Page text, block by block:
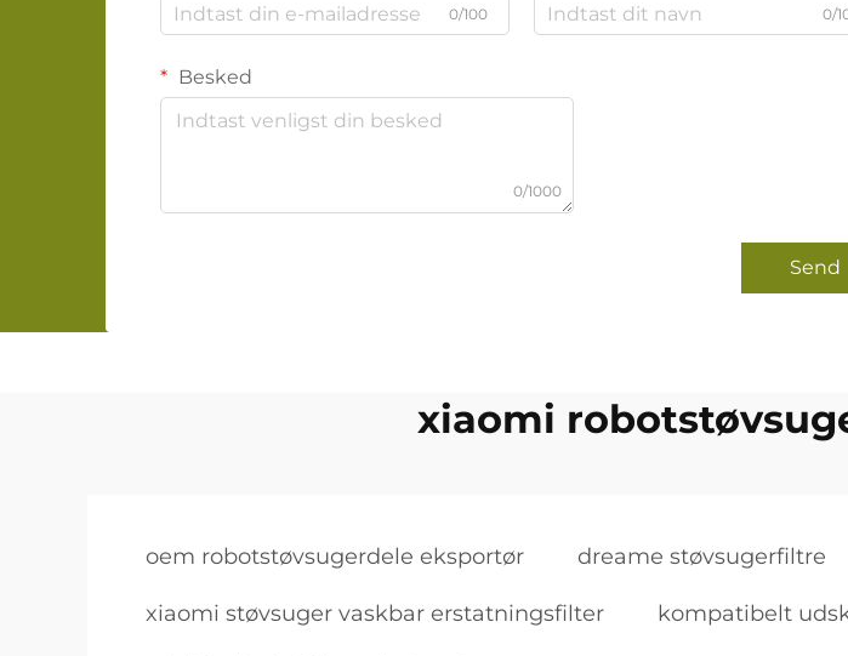
0/100 0/
Besked
0/1000
Send
xiaomi
oem robotstøvsugerdele eksportør dreame støvsugerfiltre
xiaomi støvsuger vaskbar erstatningsfilter kompatibelt